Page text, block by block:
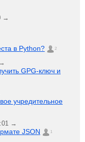
→
в Python? 2
GPG-ключ и
учредительное
→
JSON 1